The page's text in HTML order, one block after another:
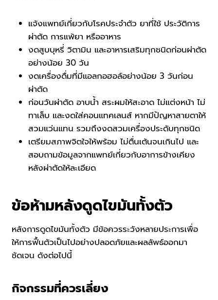
แจ้งแพทย์เกี่ยวกับโรคประจำตัว ยาที่ใช้ ประวัติการ
ผ่าตัด การแพ้ยา หรืออาหาร
งดสูบบุหรี่ วิตามิน และอาหารเสริมทุกชนิดก่อนผ่าตัด
อย่างน้อย 30 วัน
งดเครื่องดื่มที่มีแอลกอฮอล์อย่างน้อย 3 วันก่อน
ผ่าตัด
ก่อนวันผ่าตัด อาบน้ำ สระผมให้สะอาด ไม่แต่งหน้า ไม่
ทาเล็บ และงดใส่คอนแทคเลนส์ หากมีปัญหาสายตาให้
สวมแว่นแทน รวมถึงงดสวมเครื่องประดับทุกชนิด
เตรียมสภาพจิตใจให้พร้อม ไม่ตื่นเต้นจนเกินไป และ
สอบถามข้อมูลจากแพทย์เกี่ยวกับอาการข้างเคียง
หลังผ่าตัดให้ละเอียด
ข้อห้ามหลังดูดไขมันทั้งตัว
หลังการดูดไขมันทั้งตัว มีข้อควรระวังหลายประการเพื่อ
ให้การฟื้นตัวเป็นไปอย่างปลอดภัยและผลลัพธ์ออกมา
ชัดเจน ดังต่อไปนี้
กิจกรรมที่ควรเลี่ยง